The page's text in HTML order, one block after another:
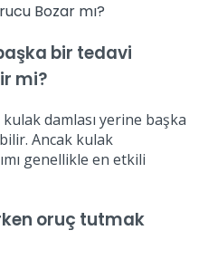
Bozar mı?
bir tedavi
mi?
damlası yerine başka
Ancak kulak
genellikle en etkili
oruç tutmak